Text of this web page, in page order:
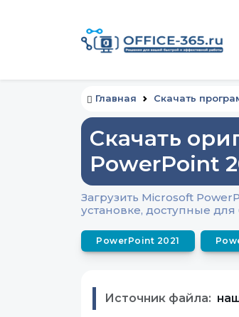
Главная Скачать
Скачать
PowerPoint
Загрузить Microsoft
установке, доступные для
PowerPoint 2021
Источник файла: